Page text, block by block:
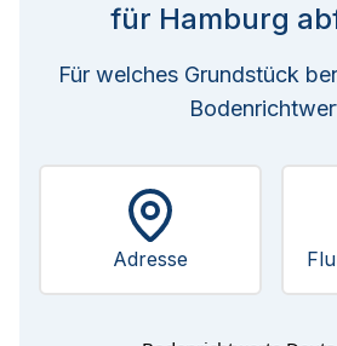
für Hamburg
Für welches Grundstück
Adresse